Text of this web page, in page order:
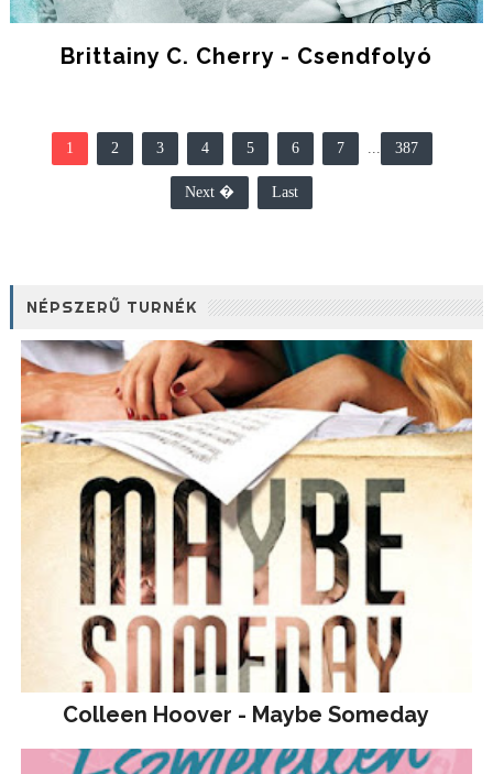
Brittainy C. Cherry - Csendfolyó
1 2 3 4 5 6 7 ... 387
Next � Last
NÉPSZERŰ TURNÉK
Colleen Hoover - Maybe Someday